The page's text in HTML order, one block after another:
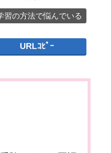
習の方法で悩んでいる
URLｺﾋﾟｰ